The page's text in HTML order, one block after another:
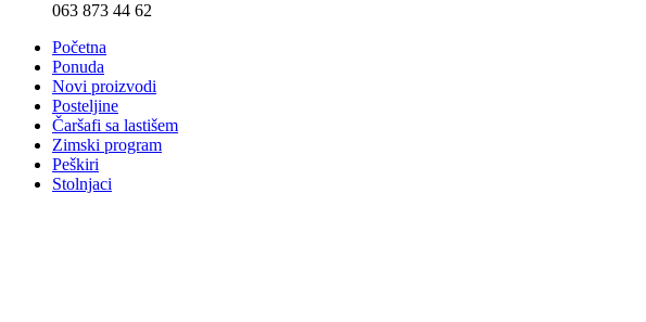
063 873 44 62
Početna
Ponuda
Novi proizvodi
Posteljine
Čaršafi sa lastišem
Zimski program
Peškiri
Stolnjaci